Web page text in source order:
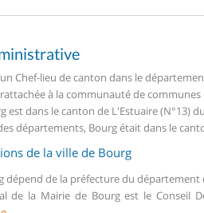
Chef-lieu de canton dans le
à la communauté de
est dans le canton de L'Estuaire (N°13)
départements, Bourg était dans le
de la ville de Bourg
dépend de la préfecture du département
de la Mairie de Bourg est le Conseil